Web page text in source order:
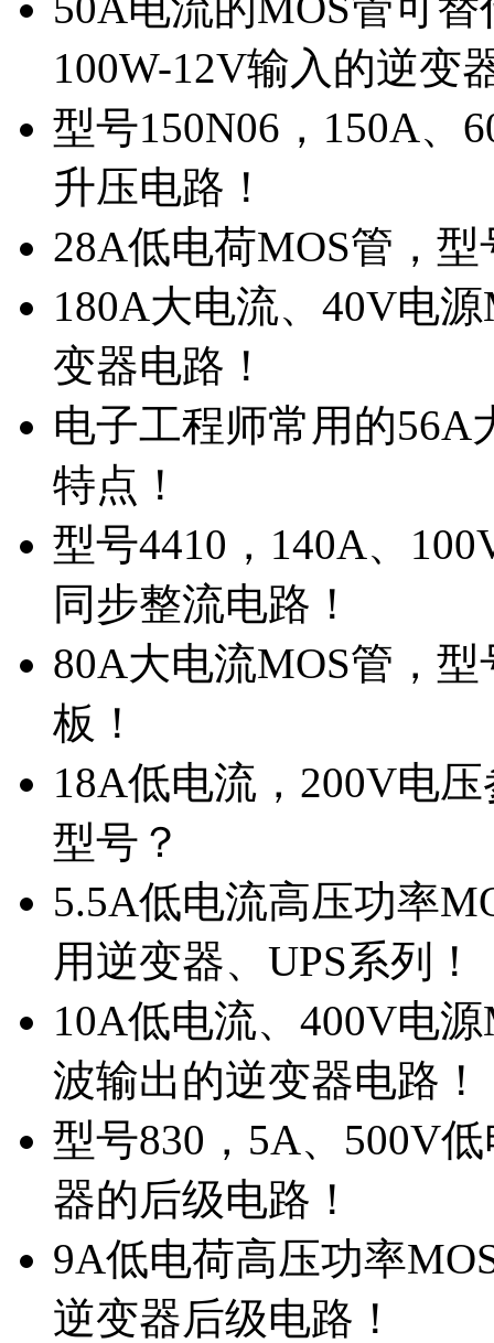
100W-12V输入的逆变
型号150N06，150A、
升压电路！
28A低电荷MOS管，
180A大电流、40V电
变器电路！
电子工程师常用的56A
特点！
型号4410，140A、
同步整流电路！
80A大电流MOS管，
板！
18A低电流，200V电
型号？
5.5A低电流高压功率
用逆变器、UPS系列！
10A低电流、400V电
波输出的逆变器电路！
型号830，5A、500V
器的后级电路！
9A低电荷高压功率
逆变器后级电路！